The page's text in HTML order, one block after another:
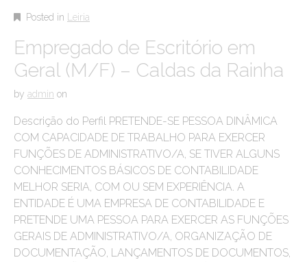
Posted in Leiria
Empregado de Escritório em
Geral (M/F) – Caldas da Rainha
by admin on
Descrição do Perfil PRETENDE-SE PESSOA DINÂMICA
COM CAPACIDADE DE TRABALHO PARA EXERCER
FUNÇÕES DE ADMINISTRATIVO/A, SE TIVER ALGUNS
CONHECIMENTOS BÁSICOS DE CONTABILIDADE
MELHOR SERIA, COM OU SEM EXPERIÊNCIA. A
ENTIDADE É UMA EMPRESA DE CONTABILIDADE E
PRETENDE UMA PESSOA PARA EXERCER AS FUNÇÕES
GERAIS DE ADMINISTRATIVO/A, ORGANIZAÇÃO DE
DOCUMENTAÇÃO, LANÇAMENTOS DE DOCUMENTOS,